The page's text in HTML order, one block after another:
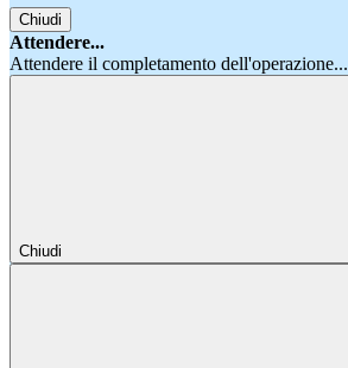
Chiudi
Attendere...
Attendere il completamento dell'operazione...
Chiudi